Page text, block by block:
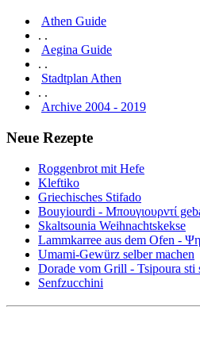
Athen Guide
. .
Aegina Guide
. .
Stadtplan Athen
. .
Archive 2004 - 2019
Neue Rezepte
Roggenbrot mit Hefe
Kleftiko
Griechisches Stifado
Bouyiourdi - Μπουγιουρντί
Skaltsounia Weihnachtskekse
Lammkarree aus dem Ofen -
Umami-Gewürz selber machen
Dorade vom Grill - Tsipoura sti
Senfzucchini